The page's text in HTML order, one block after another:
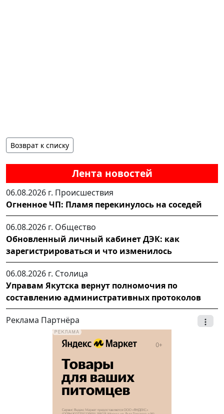
Лента новостей
06.08.2026 г. Происшествия
Огненное ЧП: Пламя перекинулось на соседей
06.08.2026 г. Общество
Обновленный личный кабинет ДЭК: как
зарегистрироваться и что изменилось
06.08.2026 г. Столица
Управам Якутска вернут полномочия по
составлению административных протоколов
Реклама Партнёра
Возврат к списку